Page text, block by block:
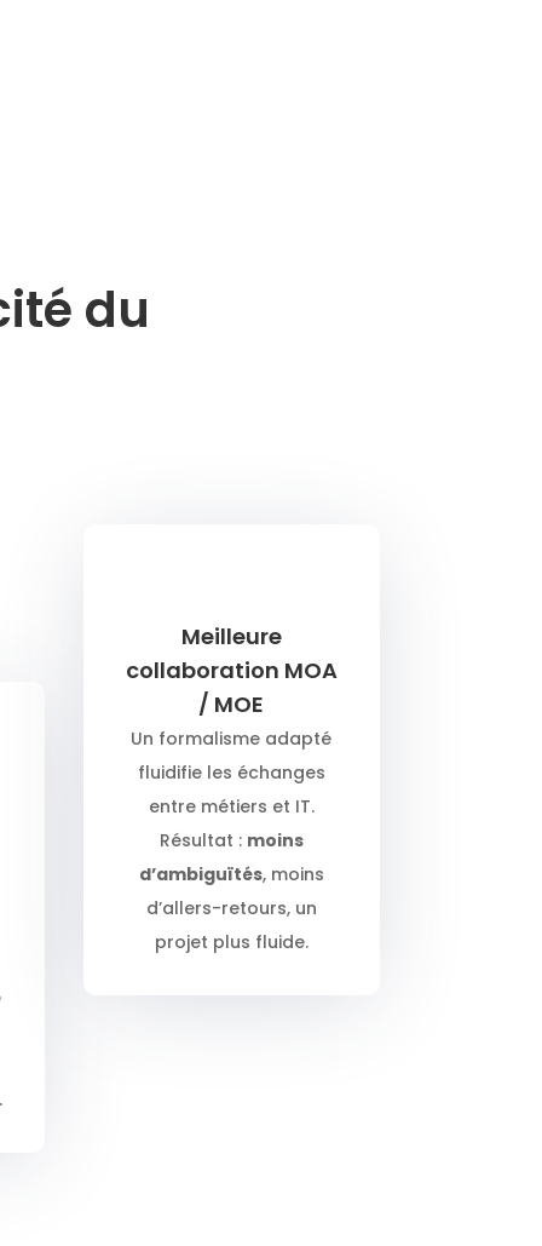
du
Meilleure
collaboration MOA
/ MOE
Un formalisme adapté
fluidifie les échanges
entre métiers et IT.
Résultat : moins
d’ambiguïtés, moins
d’allers-retours, un
projet plus fluide.